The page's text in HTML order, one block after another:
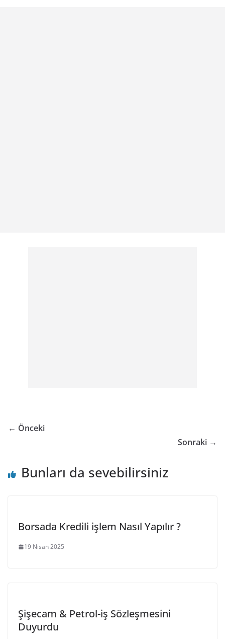
← Önceki
Sonraki →
Bunları da sevebilirsiniz
Borsada Kredili işlem Nasıl Yapılır ?
19 Nisan 2025
Şişecam & Petrol-iş Sözleşmesini
Duyurdu